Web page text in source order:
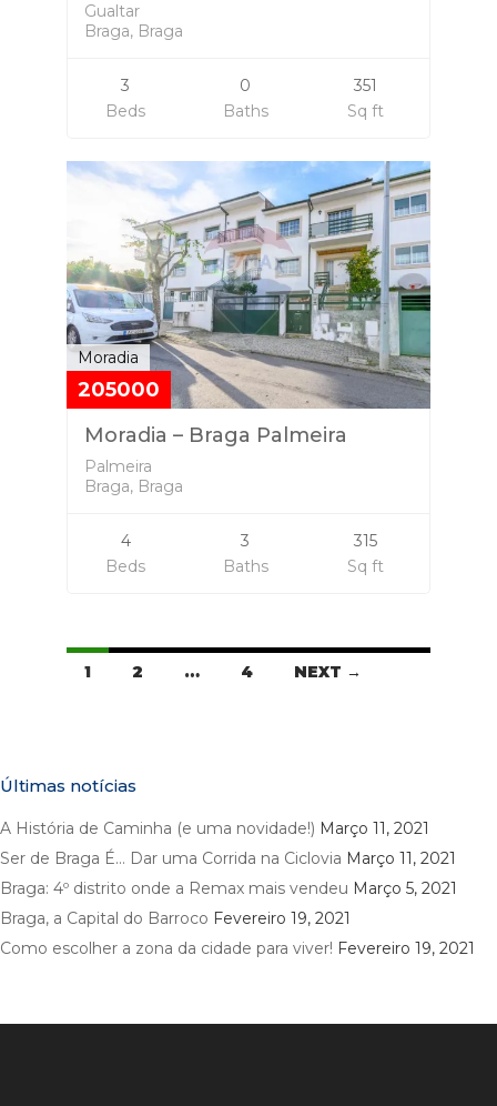
Gualtar
Braga, Braga
3
Beds
0
Baths
351
Sq ft
Moradia
205000
Moradia – Braga Palmeira
Palmeira
Braga, Braga
4
Beds
3
Baths
315
Sq ft
Listings
1 2 … 4 NEXT →
Últimas notícias
A História de Caminha (e uma novidade!) Março 11, 2021
Ser de Braga É… Dar uma Corrida na Ciclovia Março 11, 2021
Braga: 4º distrito onde a Remax mais vendeu Março 5, 2021
Braga, a Capital do Barroco Fevereiro 19, 2021
Como escolher a zona da cidade para viver! Fevereiro 19, 2021